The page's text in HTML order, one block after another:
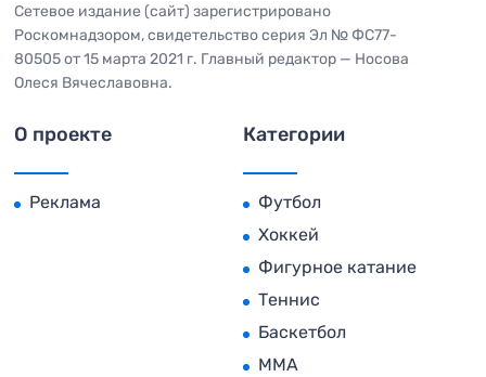
Сетевое издание (сайт) зарегистрировано
Роскомнадзором, свидетельство серия Эл № ФС77-
80505 от 15 марта 2021 г. Главный редактор — Носова
Олеся Вячеславовна.
О проекте
Реклама
Категории
Футбол
Хоккей
Фигурное катание
Теннис
Баскетбол
MMA